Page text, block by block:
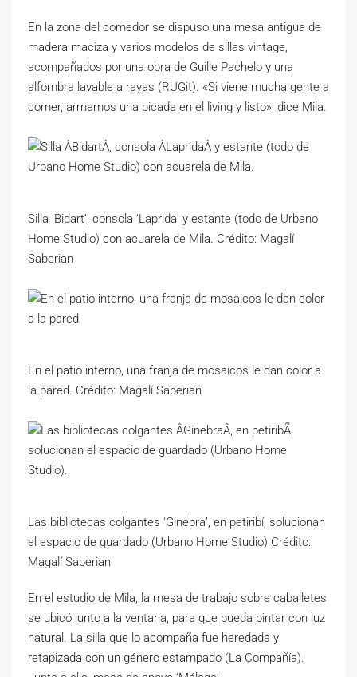
En la zona del comedor se dispuso una mesa antigua de
madera maciza y varios modelos de sillas vintage,
acompañados por una obra de Guille Pachelo y una
alfombra lavable a rayas (RUGit). «Si viene mucha gente a
comer, armamos una picada en el living y listo», dice Mila.
Silla ‘Bidart’, consola ‘Laprida’ y estante (todo de Urbano
Home Studio) con acuarela de Mila. Crédito: Magalí
Saberian
En el patio interno, una franja de mosaicos le dan color a
la pared. Crédito: Magalí Saberian
Las bibliotecas colgantes ‘Ginebra’, en petiribí, solucionan
el espacio de guardado (Urbano Home Studio).Crédito:
Magalí Saberian
En el estudio de Mila, la mesa de trabajo sobre caballetes
se ubicó junto a la ventana, para que pueda pintar con luz
natural. La silla que lo acompaña fue heredada y
retapizada con un género estampado (La Compañía).